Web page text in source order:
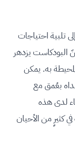
تلبية احتياجات
يزدهر
به. يمكن
بعُمق مع
لدى هذه
كثيرٍ من الأحيان